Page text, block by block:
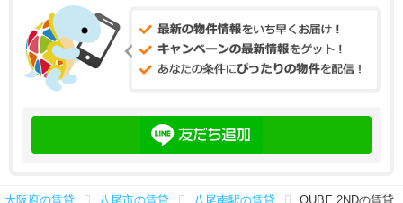
大阪府の賃貸 八尾市の賃貸 八尾南駅の賃貸 QUBE 2NDの賃貸